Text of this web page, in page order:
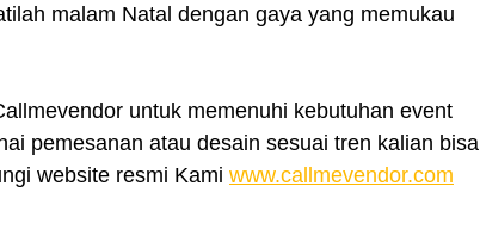
malam Natal dengan gaya yang memukau
untuk memenuhi kebutuhan event
pemesanan atau desain sesuai tren kalian bisa
website resmi Kami www.callmevendor.com